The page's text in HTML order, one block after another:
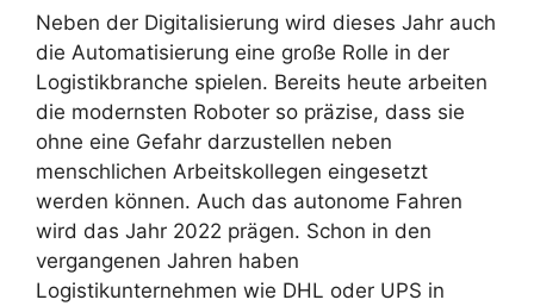
Neben der Digitalisierung wird dieses Jahr auch
die Automatisierung eine große Rolle in der
Logistikbranche spielen. Bereits heute arbeiten
die modernsten Roboter so präzise, dass sie
ohne eine Gefahr darzustellen neben
menschlichen Arbeitskollegen eingesetzt
werden können. Auch das autonome Fahren
wird das Jahr 2022 prägen. Schon in den
vergangenen Jahren haben
Logistikunternehmen wie DHL oder UPS in